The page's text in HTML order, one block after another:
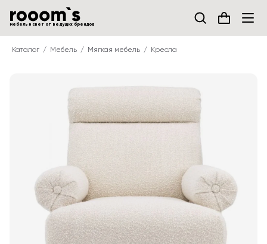
мебель и свет от ведущих брендов
Каталог Мебель Мягкая мебель Кресла